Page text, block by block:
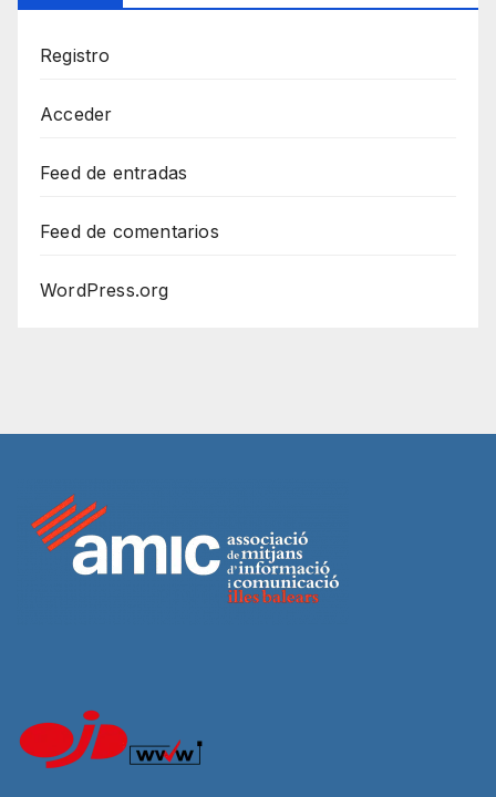
Registro
Acceder
Feed de entradas
Feed de comentarios
WordPress.org